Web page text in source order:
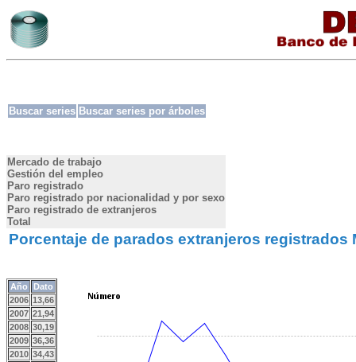
Buscar series Buscar series por árboles
Mercado de trabajo
Gestión del empleo
Paro registrado
Paro registrado por nacionalidad y por sexo
Paro registrado de extranjeros
Total
Porcentaje de parados extranjeros registrados
Año
Dato
2006 13,66
2007 21,94
2008 30,19
2009 36,36
2010 34,43